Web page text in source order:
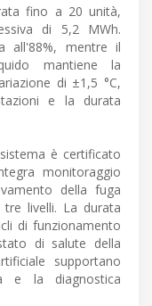
fino a 20 unità,
di 5,2 MWh.
all'88%, mentre il
mantiene la
di ±1,5 °C,
e la durata
è certificato
monitoraggio
della fuga
livelli. La durata
di funzionamento
di salute della
supportano
e la diagnostica